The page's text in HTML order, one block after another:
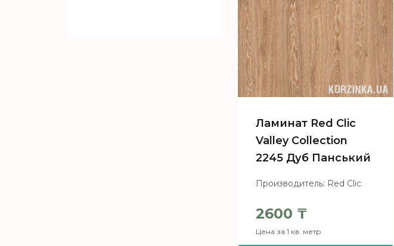
Ламинат Red Clic
Valley Collection
2245 Дуб Панський
Производитель: Red Clic
2600 ₸
Цена за 1 кв. метр